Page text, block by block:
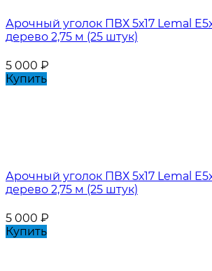
Арочный уголок ПВХ 5х17 Lemal
дерево 2,75 м (25 штук)
5 000 ₽
Купить
Арочный уголок ПВХ 5х17 Lemal
дерево 2,75 м (25 штук)
5 000 ₽
Купить